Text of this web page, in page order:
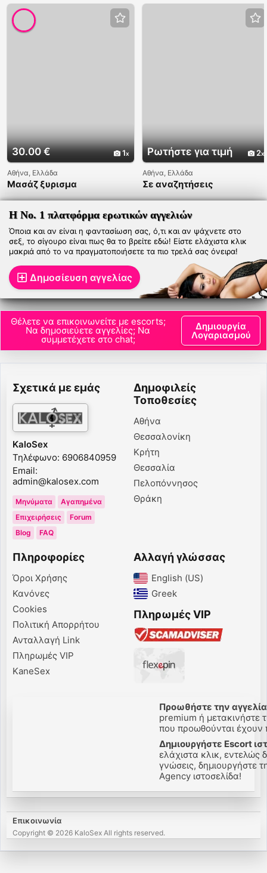
30.00 € 1
Αθήνα, Ελλάδα
Μασάζ ξυρισμα
Ρωτήστε για τιμή 2
Αθήνα, Ελλάδα
Σε αναζητήσεις
Η Νο. 1 πλατφόρμα ερωτικών αγγελιών
Όποια και αν είναι η φαντασίωση σας, ό,τι και αν ψάχνετε στο
σεξ, το σίγουρο είναι πως θα το βρείτε εδώ! Είστε ελάχιστα κλικ
μακριά από το να πραγματοποιήσετε τα πιο τρελά σας όνειρα!
Δημοσίευση αγγελίας
Θέλετε να επικοινωνείτε με escorts;
Να δημοσιεύετε αγγελίες; Να
συμμετέχετε στο chat;
Δημιουργία
Λογαριασμού
Σχετικά με εμάς
KaloSex
Τηλέφωνο: 6906840959
Email:
admin@kalosex.com
Μηνύματα
Αγαπημένα
Επιχειρήσεις
Forum
Blog
FAQ
Δημοφιλείς
Τοποθεσίες
Αθήνα
Θεσσαλονίκη
Κρήτη
Θεσσαλία
Πελοπόννησος
Θράκη
Πληροφορίες
Όροι Χρήσης
Κανόνες
Cookies
Πολιτική Απορρήτου
Ανταλλαγή Link
Πληρωμές VIP
KaneSex
Αλλαγή γλώσσας
English (US)‎
Greek‎
Πληρωμές VIP
Προωθήστε την
premium ή μετακινήστε
που προωθούνται έχουν
Δημιουργήστε Escort
ελάχιστα κλικ, εντελώς
γνώσεις, δημιουργήστε
Agency ιστοσελίδα!
Επικοινωνία
Copyright © 2026 KaloSex All rights reserved.